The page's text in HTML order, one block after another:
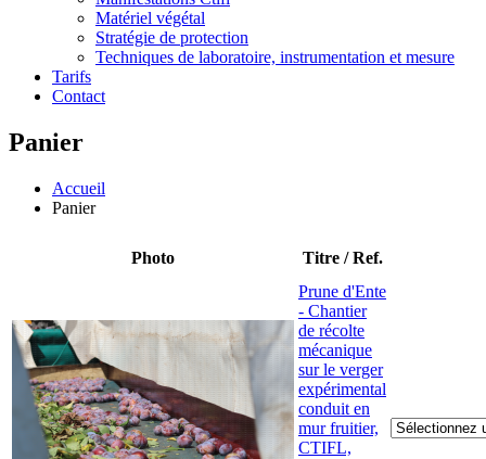
Matériel végétal
Stratégie de protection
Techniques de laboratoire, instrumentation et mesure
Tarifs
Contact
Panier
Accueil
Panier
Photo
Titre / Ref.
Prune d'Ente
- Chantier
de récolte
mécanique
sur le verger
expérimental
conduit en
mur fruitier,
CTIFL,